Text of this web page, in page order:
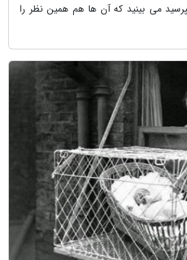
می بینید که آن ها هم همین نظر را